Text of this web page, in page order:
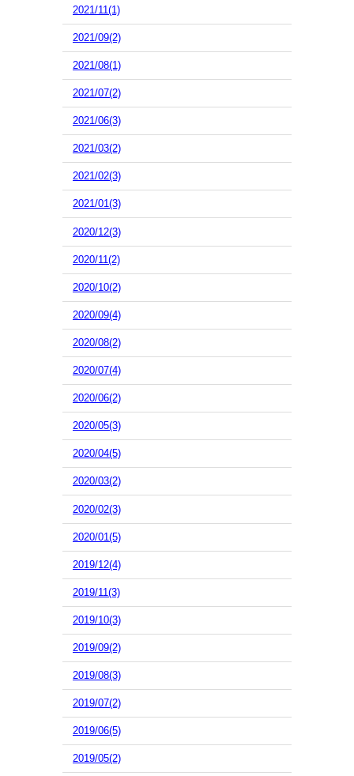
2021/11(1)
2021/09(2)
2021/08(1)
2021/07(2)
2021/06(3)
2021/03(2)
2021/02(3)
2021/01(3)
2020/12(3)
2020/11(2)
2020/10(2)
2020/09(4)
2020/08(2)
2020/07(4)
2020/06(2)
2020/05(3)
2020/04(5)
2020/03(2)
2020/02(3)
2020/01(5)
2019/12(4)
2019/11(3)
2019/10(3)
2019/09(2)
2019/08(3)
2019/07(2)
2019/06(5)
2019/05(2)